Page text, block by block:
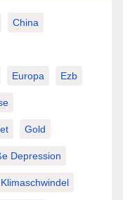
China
Europa Ezb
Gold
Depression
Klimaschwindel